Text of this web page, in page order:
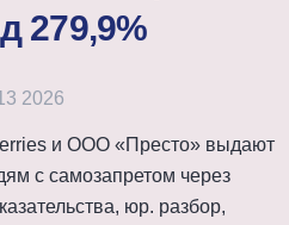
279,9%
2026
и ООО «Престо» выдают
с самозапретом через
юр. разбор,